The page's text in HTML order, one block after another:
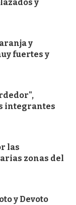
y
y
fuertes y
integrantes
las
zonas del
y Devoto